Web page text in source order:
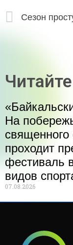
Сезон
На
священного
проходит
фестиваль
видов
07.08.2026